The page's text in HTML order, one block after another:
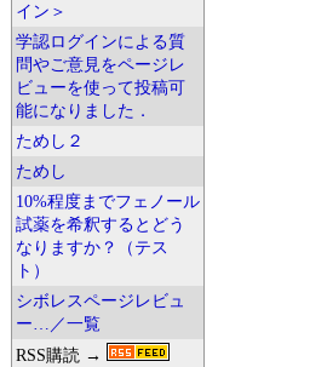
イン＞
学認ログインによる質
問やご意見をページレ
ビューを使って投稿可
能になりました．
ためし２
ためし
10%程度までフェノール
試薬を希釈するとどう
なりますか？（テス
ト）
シボレスページレビュ
ー…／一覧
RSS購読 →